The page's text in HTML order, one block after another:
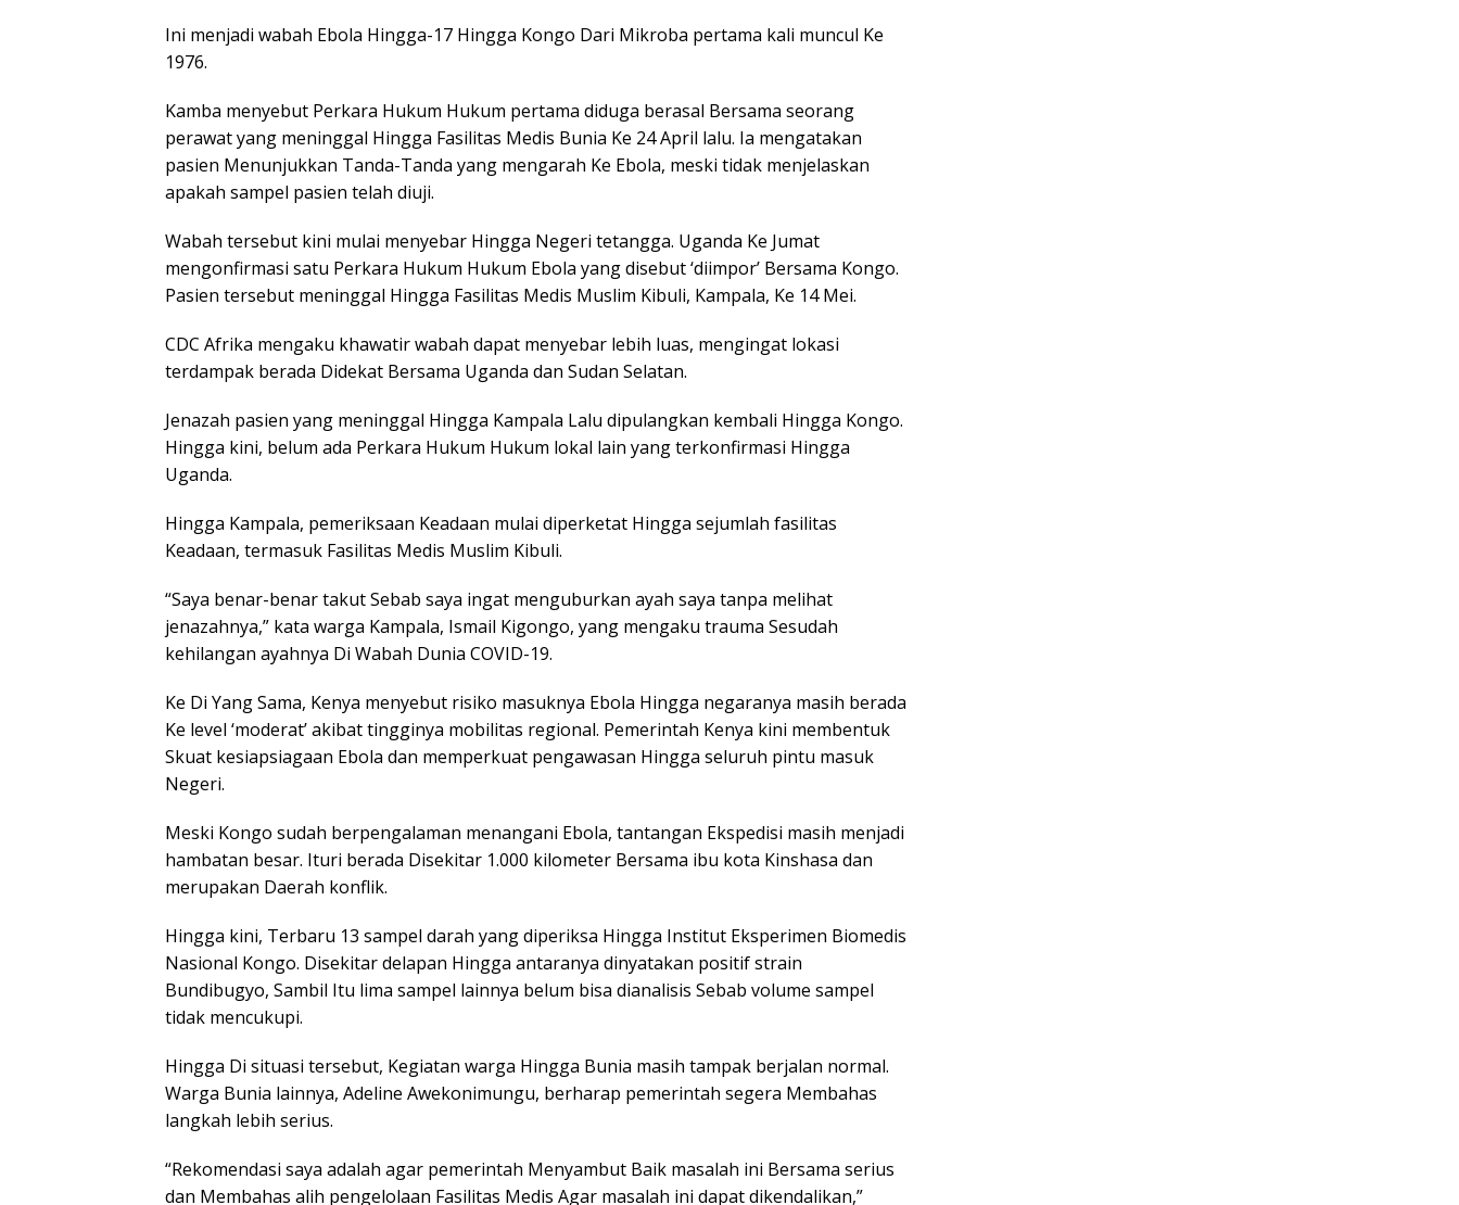
Ini menjadi wabah Ebola Hingga-17 Hingga Kongo Dari Mikroba pertama kali muncul Ke
1976.
Kamba menyebut Perkara Hukum Hukum pertama diduga berasal Bersama seorang
perawat yang meninggal Hingga Fasilitas Medis Bunia Ke 24 April lalu. Ia mengatakan
pasien Menunjukkan Tanda-Tanda yang mengarah Ke Ebola, meski tidak menjelaskan
apakah sampel pasien telah diuji.
Wabah tersebut kini mulai menyebar Hingga Negeri tetangga. Uganda Ke Jumat
mengonfirmasi satu Perkara Hukum Hukum Ebola yang disebut ‘diimpor’ Bersama Kongo.
Pasien tersebut meninggal Hingga Fasilitas Medis Muslim Kibuli, Kampala, Ke 14 Mei.
CDC Afrika mengaku khawatir wabah dapat menyebar lebih luas, mengingat lokasi
terdampak berada Didekat Bersama Uganda dan Sudan Selatan.
Jenazah pasien yang meninggal Hingga Kampala Lalu dipulangkan kembali Hingga Kongo.
Hingga kini, belum ada Perkara Hukum Hukum lokal lain yang terkonfirmasi Hingga
Uganda.
Hingga Kampala, pemeriksaan Keadaan mulai diperketat Hingga sejumlah fasilitas
Keadaan, termasuk Fasilitas Medis Muslim Kibuli.
“Saya benar-benar takut Sebab saya ingat menguburkan ayah saya tanpa melihat
jenazahnya,” kata warga Kampala, Ismail Kigongo, yang mengaku trauma Sesudah
kehilangan ayahnya Di Wabah Dunia COVID-19.
Ke Di Yang Sama, Kenya menyebut risiko masuknya Ebola Hingga negaranya masih berada
Ke level ‘moderat’ akibat tingginya mobilitas regional. Pemerintah Kenya kini membentuk
Skuat kesiapsiagaan Ebola dan memperkuat pengawasan Hingga seluruh pintu masuk
Negeri.
Meski Kongo sudah berpengalaman menangani Ebola, tantangan Ekspedisi masih menjadi
hambatan besar. Ituri berada Disekitar 1.000 kilometer Bersama ibu kota Kinshasa dan
merupakan Daerah konflik.
Hingga kini, Terbaru 13 sampel darah yang diperiksa Hingga Institut Eksperimen Biomedis
Nasional Kongo. Disekitar delapan Hingga antaranya dinyatakan positif strain
Bundibugyo, Sambil Itu lima sampel lainnya belum bisa dianalisis Sebab volume sampel
tidak mencukupi.
Hingga Di situasi tersebut, Kegiatan warga Hingga Bunia masih tampak berjalan normal.
Warga Bunia lainnya, Adeline Awekonimungu, berharap pemerintah segera Membahas
langkah lebih serius.
“Rekomendasi saya adalah agar pemerintah Menyambut Baik masalah ini Bersama serius
dan Membahas alih pengelolaan Fasilitas Medis Agar masalah ini dapat dikendalikan,”